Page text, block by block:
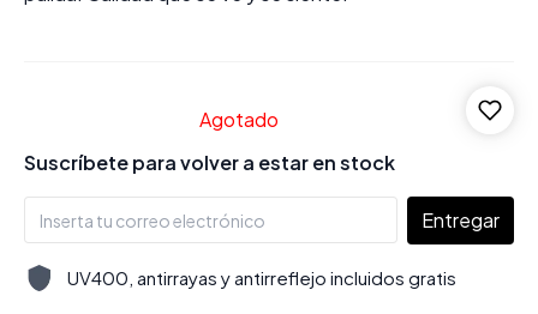
Agotado
Suscríbete para volver a estar en stock
Entregar
UV400, antirrayas y antirreflejo incluidos gratis